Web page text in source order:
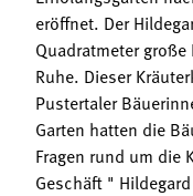
eröffnet. Der
Quadratmeter
Ruhe. Dieser
Pustertaler
Garten hatten die
Fragen rund um die
Geschäft "